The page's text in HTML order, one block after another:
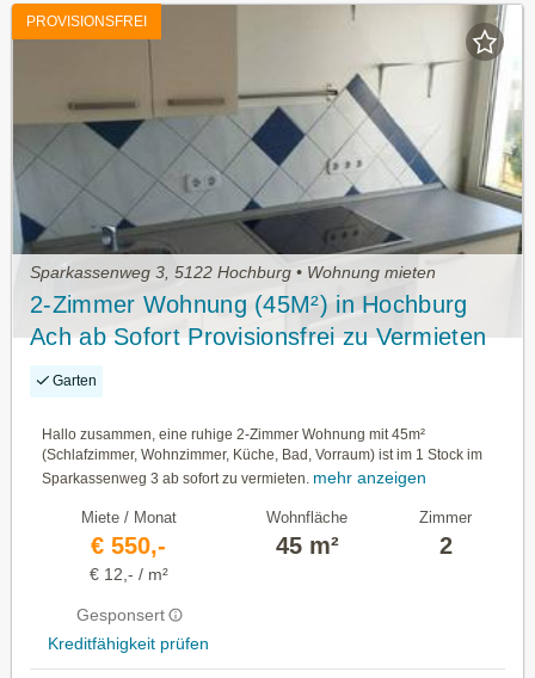
PROVISIONSFREI
Sparkassenweg 3, 5122 Hochburg • Wohnung mieten
2-Zimmer Wohnung (45M²) in Hochburg
Ach ab Sofort Provisionsfrei zu Vermieten
Garten
Hallo zusammen, eine ruhige 2-Zimmer Wohnung mit 45m²
(Schlafzimmer, Wohnzimmer, Küche, Bad, Vorraum) ist im 1 Stock im
Sparkassenweg 3 ab sofort zu vermieten. mehr anzeigen
Miete / Monat
€ 550,-
€ 12,- / m²
Gesponsert
Kreditfähigkeit prüfen
Wohnfläche
45 m²
Zimmer
2